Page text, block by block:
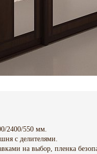
2400/550 мм.
с делителями.
на выбор, пленка